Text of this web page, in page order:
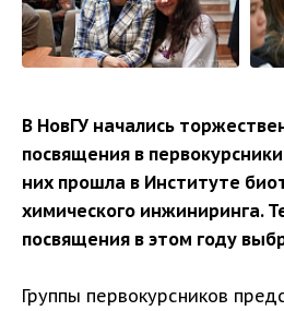
В НовГУ начались
посвящения в
них прошла в Институте
химического инжиниринга.
посвящения в этом году
Группы первокурсников